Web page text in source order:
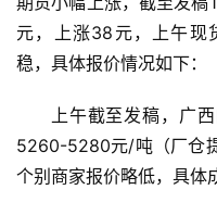
元，上涨38元，上午现
稳，具体报价情况如下：
上午截至发稿，广
5260-5280元/吨（厂仓
个别商家报价略低，具体